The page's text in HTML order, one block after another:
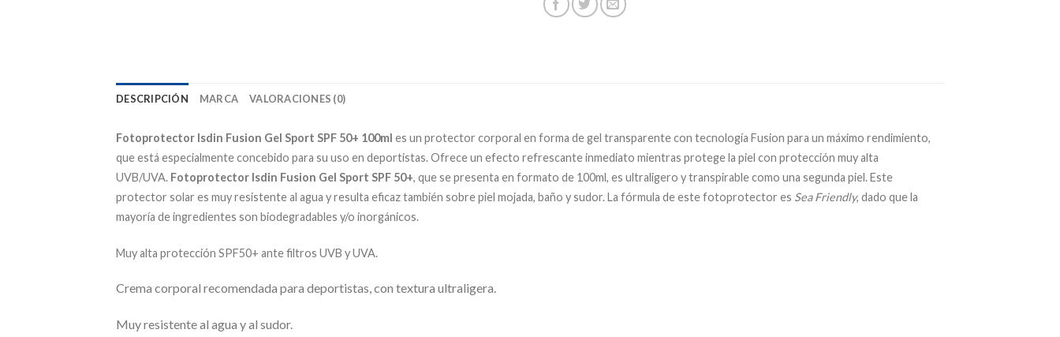
DESCRIPCIÓN MARCA VALORACIONES (0)
Fotoprotector Isdin Fusion Gel Sport SPF 50+ 100ml es un protector corporal en forma de gel transparente con tecnología Fusion para un máximo rendimiento,
que está especialmente concebido para su uso en deportistas. Ofrece un efecto refrescante inmediato mientras protege la piel con protección muy alta
UVB/UVA. Fotoprotector Isdin Fusion Gel Sport SPF 50+, que se presenta en formato de 100ml, es ultraligero y transpirable como una segunda piel. Este
protector solar es muy resistente al agua y resulta eficaz también sobre piel mojada, baño y sudor. La fórmula de este fotoprotector es Sea Friendly, dado que la
mayoría de ingredientes son biodegradables y/o inorgánicos.
Muy alta protección SPF50+ ante filtros UVB y UVA.
Crema corporal recomendada para deportistas, con textura ultraligera.
Muy resistente al agua y al sudor.